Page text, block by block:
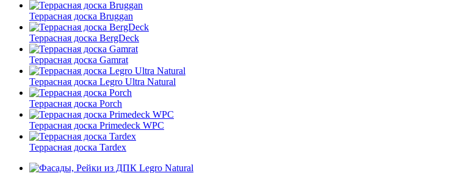
Террасная доска Bruggan
Террасная доска BergDeck
Террасная доска Gamrat
Террасная доска Legro Ultra Natural
Террасная доска Porch
Террасная доска Primedeck WPC
Террасная доска Tardex